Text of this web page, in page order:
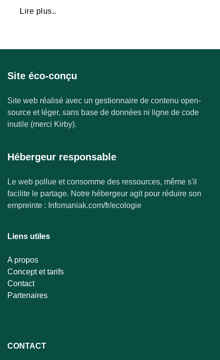
Lire plus..
Site éco-conçu
Site web réalisé avec un gestionnaire de contenu open-
source et léger, sans base de données ni ligne de code
inutile (merci Kirby).
Hébergeur responsable
Le web pollue et consomme des ressources, même s'il
facilite le partage. Notre hébergeur agit pour réduire son
empreinte : Infomaniak.com/fr/ecologie
Liens utiles
A propos
Concept et tarifs
Contact
Partenaires
CONTACT